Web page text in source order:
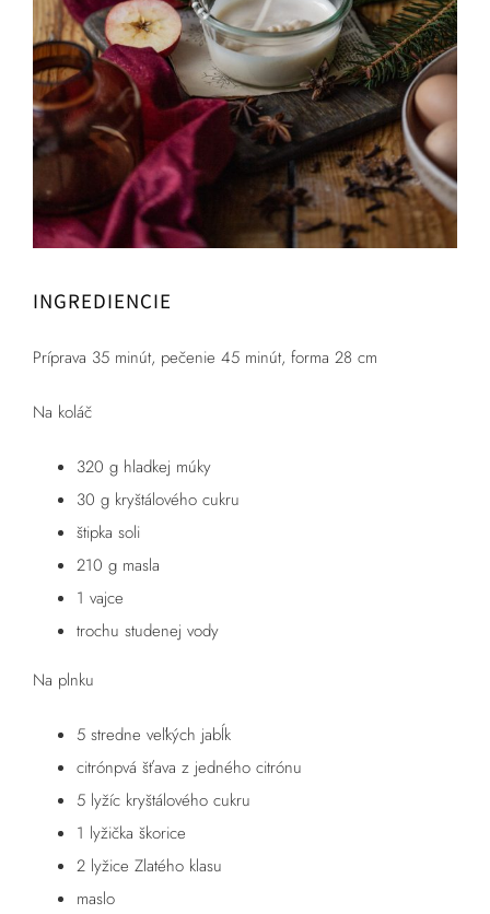
INGREDIENCIE
Príprava 35 minút, pečenie 45 minút, forma 28 cm
Na koláč
320 g hladkej múky
30 g kryštálového cukru
štipka soli
210 g masla
1 vajce
trochu studenej vody
Na plnku
5 stredne veľkých jabĺk
citrónpvá šťava z jedného citrónu
5 lyžíc kryštálového cukru
1 lyžička škorice
2 lyžice Zlatého klasu
maslo